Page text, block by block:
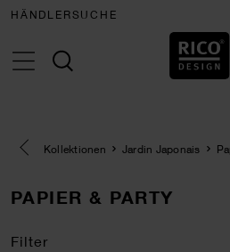
HÄNDLERSUCHE
Eine Kategorie zurück
Kollektionen Jardin Japonais
PAPIER & PARTY
Filter